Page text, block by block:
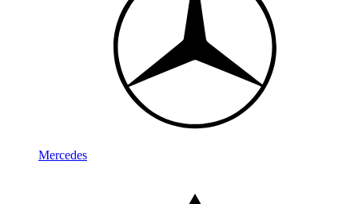
Mercedes